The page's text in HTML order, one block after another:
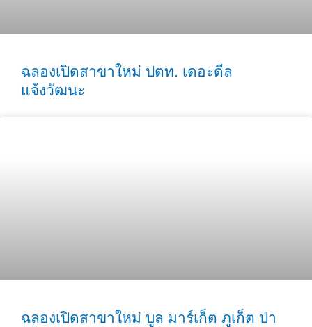
ฉลองเปิดสาขาใหม่ ปตท. เดอะดีล
แจ้งวัฒนะ
ฉลองเปิดสาขาใหม่ บูล มาร์เก็ต ภูเก็ต ป่า